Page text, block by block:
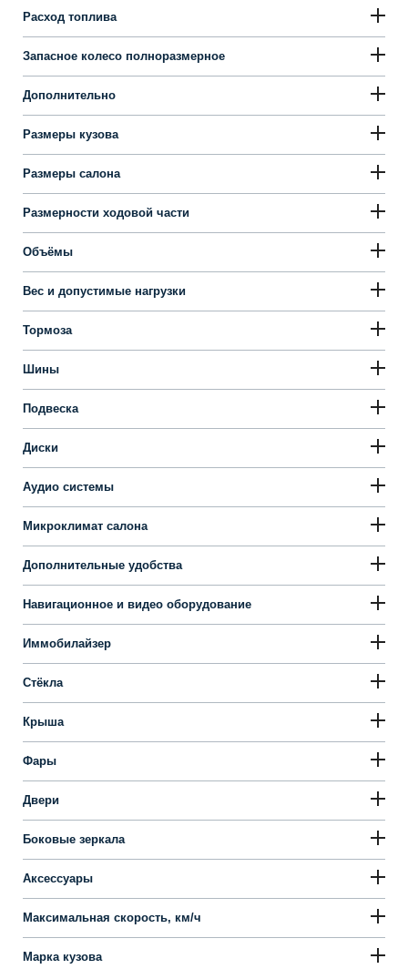
Сравнение комплектаций
2.0 AT Classic
2.4 AT Lifestyle
2.4 AT Business
1999см 150л.с. АКПП 6 Передний
2359